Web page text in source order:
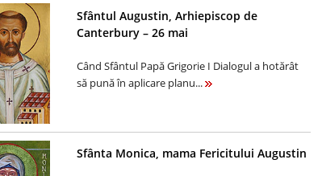
Sfântul Augustin, Arhiepiscop de
Canterbury – 26 mai
Când Sfântul Papă Grigorie I Dialogul a hotărât
să pună în aplicare planu...
Sfânta Monica, mama Fericitului Augustin